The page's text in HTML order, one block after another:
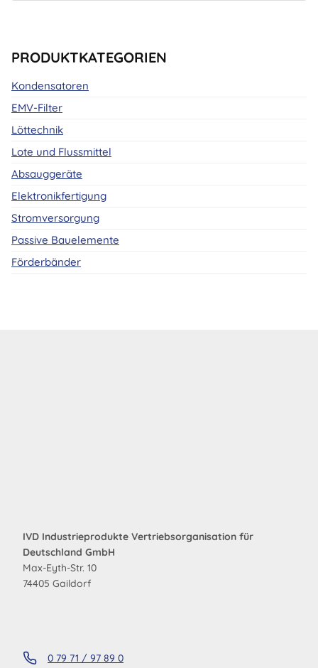
PRODUKTKATEGORIEN
Kondensatoren
EMV-Filter
Löttechnik
Lote und Flussmittel
Absauggeräte
Elektronikfertigung
Stromversorgung
Passive Bauelemente
Förderbänder
IVD Industrieprodukte Vertriebsorganisation für
Deutschland GmbH
Max-Eyth-Str. 10
74405 Gaildorf
0 79 71 / 97 89 0